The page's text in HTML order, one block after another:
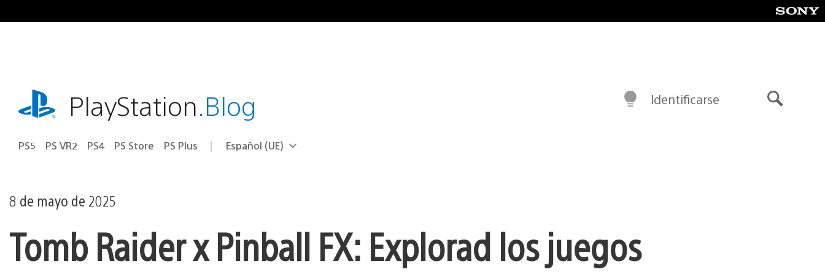
al
playstation.comPlayStation.Blog
PS5 PS VR2 PS4 PS Store PS Plus Selecciona
Región
Español (UE)
Identificarse
8 de mayo de 2025
Tomb Raider x Pinball FX: Explorad los juegos